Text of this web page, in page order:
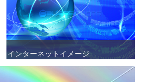
インターネットイメージ
インターネットイメージ